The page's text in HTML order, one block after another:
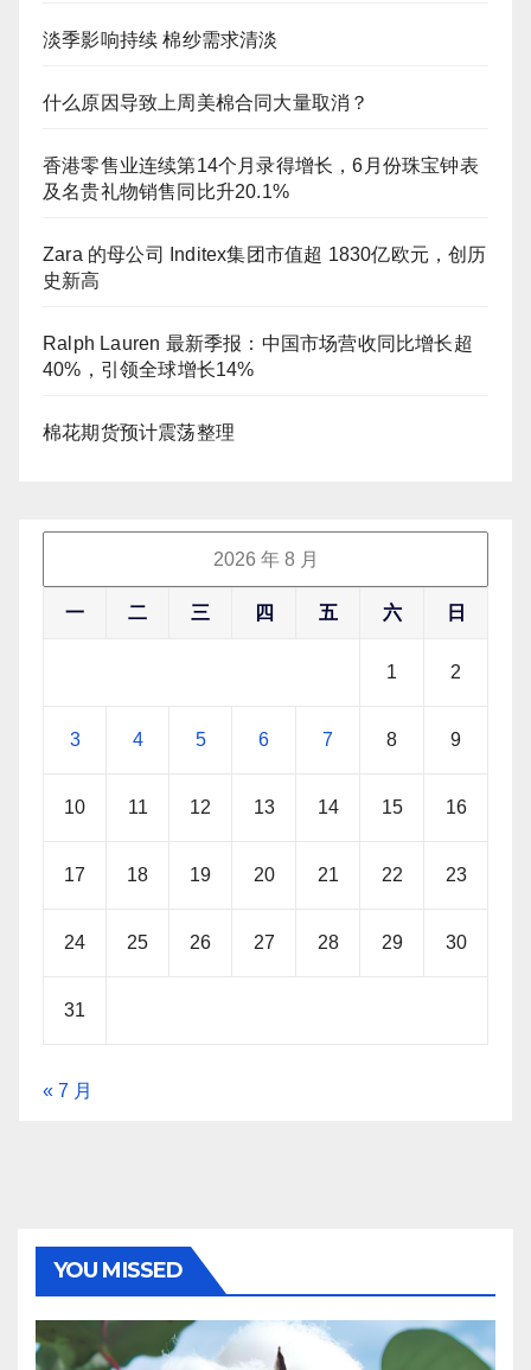
淡季影响持续 棉纱需求清淡
什么原因导致上周美棉合同大量取消？
香港零售业连续第14个月录得增长，6月份珠宝钟表
及名贵礼物销售同比升20.1%
Zara 的母公司 Inditex集团市值超 1830亿欧元，创历
史新高
Ralph Lauren 最新季报：中国市场营收同比增长超
40%，引领全球增长14%
棉花期货预计震荡整理
2026 年 8 月
一 二 三 四 五 六 日
1 2
3 4 5 6 7 8 9
10 11 12 13 14 15 16
17 18 19 20 21 22 23
24 25 26 27 28 29 30
31
« 7 月
YOU MISSED